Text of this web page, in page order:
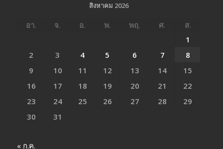
สิงหาคม 2026
อา. จ. อ. พ. พฤ. ศ.
ส.
1
2
3 4 5 6 7
8
9
10 11 12 13 14
15
16
17 18 19 20 21
22
23
24 25 26 27 28
29
30
31
« ก.ค.